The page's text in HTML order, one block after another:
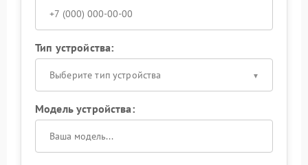
Тип устройства:
Выберите тип устройства
Модель устройства: